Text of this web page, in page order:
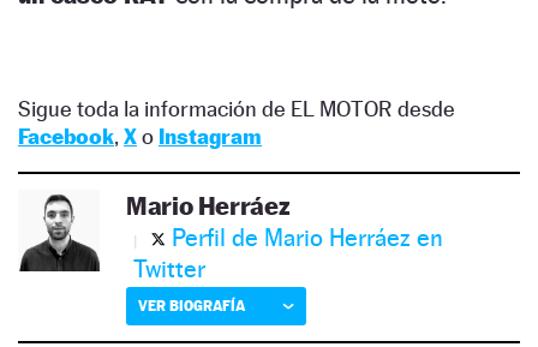
Sigue toda la información de EL MOTOR desde
Facebook, Xo Instagram
Mario Herráez
Perfil de Mario Herráez en
Twitter
VER BIOGRAFÍA